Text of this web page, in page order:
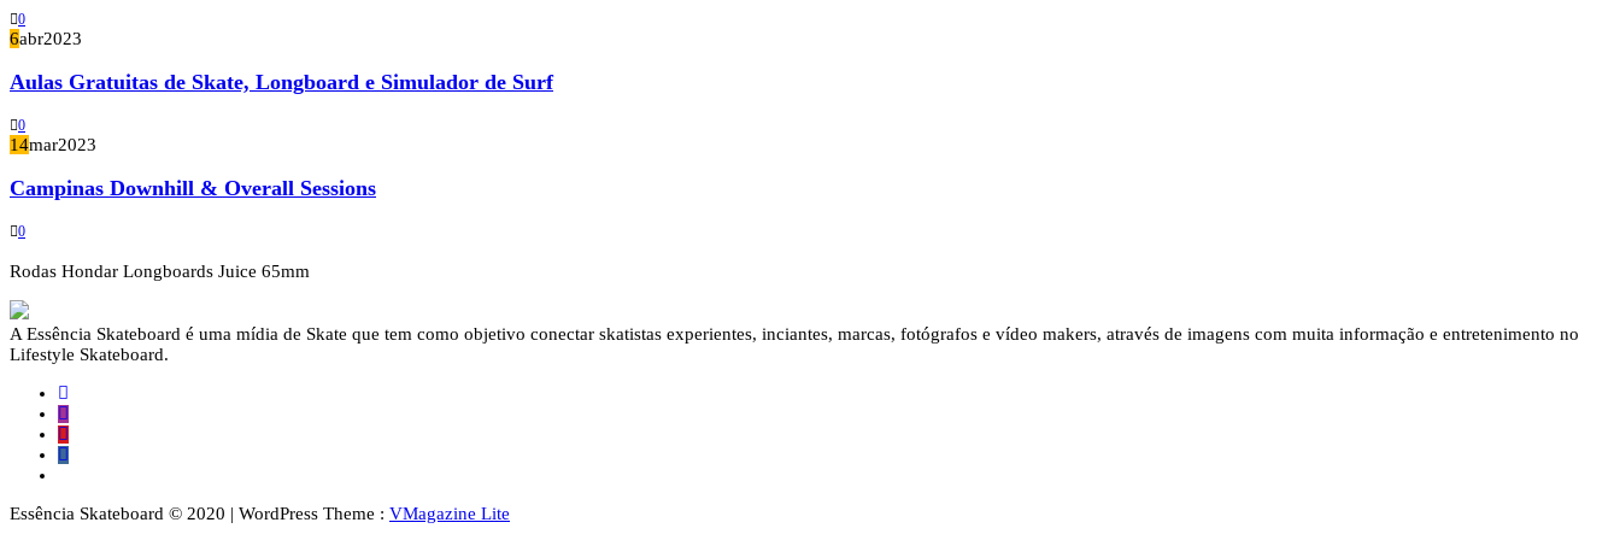
0
6abr2023
Aulas Gratuitas de Skate, Longboard e Simulador de Surf
0
14mar2023
Campinas Downhill & Overall Sessions
0
Rodas Hondar Longboards Juice 65mm
A Essência Skateboard é uma mídia de Skate que tem como objetivo conectar skatistas experientes, inciantes, marcas, fotógrafos e vídeo makers, através de imagens com muita informação e entretenimento no
Lifestyle Skateboard.
Essência Skateboard © 2020 | WordPress Theme : VMagazine Lite